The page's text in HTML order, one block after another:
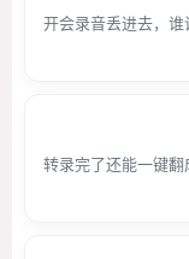
开会录音丢进去，
转录完了还能一键